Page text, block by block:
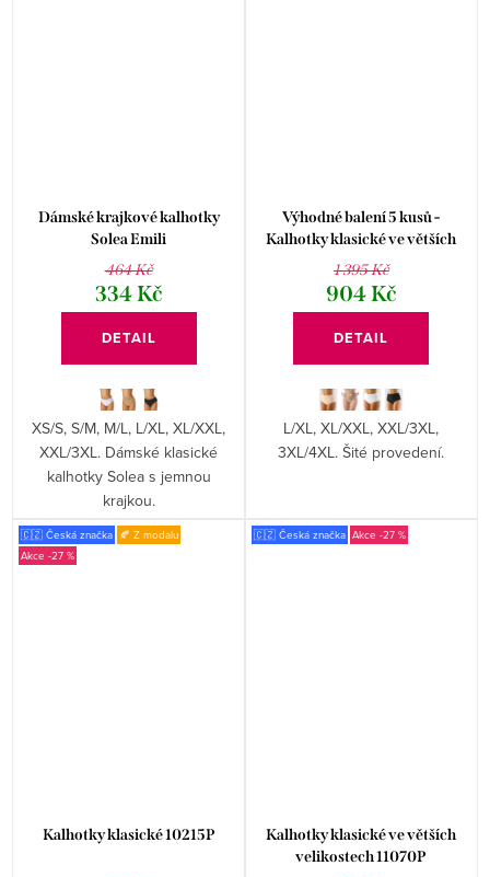
Dámské krajkové kalhotky
Solea Emili
464 Kč
334 Kč
DETAIL
XS/S, S/M, M/L, L/XL, XL/XXL,
XXL/3XL. Dámské klasické
kalhotky Solea s jemnou
krajkou.
Výhodné balení 5 kusů -
Kalhotky klasické ve větších
velikostech 11088P
1 395 Kč
904 Kč
DETAIL
L/XL, XL/XXL, XXL/3XL,
3XL/4XL. Šité provedení.
🇨🇿 Česká značka 🍂 Z modalu
-27 %
Kalhotky klasické 10215P
🇨🇿 Česká značka -27 %
Kalhotky klasické ve větších
velikostech 11070P